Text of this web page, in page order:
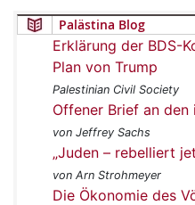
Palästina Blog
Erklärung der BDS-
Plan von Trump
Palestinian Civil Society
Offener Brief an den
von Jeffrey Sachs
„Juden – rebelliert
von Arn Strohmeyer
Die Ökonomie des